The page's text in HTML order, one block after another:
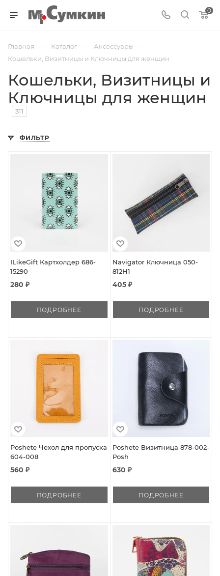
0
Главная — Каталог — Аксессуары —
Кошельки, Визитницы и Ключницы для женщин
Кошельки, Визитницы и
Ключницы для женщин
311
ФИЛЬТР
ILikeGift Картхолдер 686-
15290
280 ₽
ПОДРОБНЕЕ
Navigator Ключница 050-
812H1
405 ₽
ПОДРОБНЕЕ
Poshete Чехол для пропуска
604-008
560 ₽
ПОДРОБНЕЕ
Poshete Визитница 878-002-
Posh
630 ₽
ПОДРОБНЕЕ